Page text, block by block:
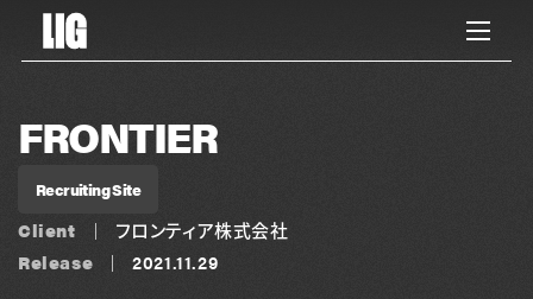
FRONTIER
Recruiting Site
Client
フロンティア株式会社
Release
2021.11.29